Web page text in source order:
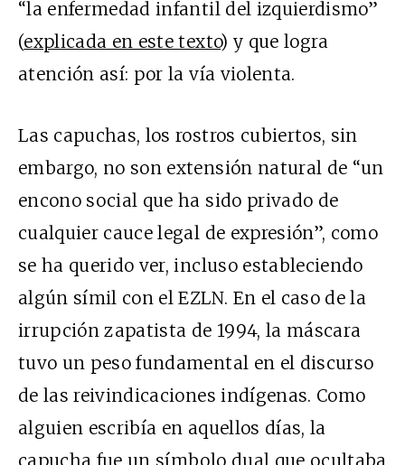
“la enfermedad infantil del izquierdismo”
(explicada en este texto) y que logra
atención así: por la vía violenta.
Las capuchas, los rostros cubiertos, sin
embargo, no son extensión natural de “un
encono social que ha sido privado de
cualquier cauce legal de expresión”, como
se ha querido ver, incluso estableciendo
algún símil con el EZLN. En el caso de la
irrupción zapatista de 1994, la máscara
tuvo un peso fundamental en el discurso
de las reivindicaciones indígenas. Como
alguien escribía en aquellos días, la
capucha fue un símbolo dual que ocultaba